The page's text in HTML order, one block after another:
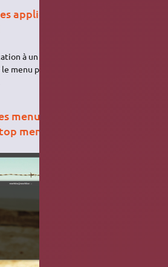
applications sur les
à un tableau de bord il suffit de la
menu pour la relâcher sur le tableau
menus applications dans le
menu)